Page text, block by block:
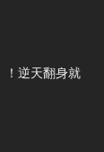
！逆天翻身就